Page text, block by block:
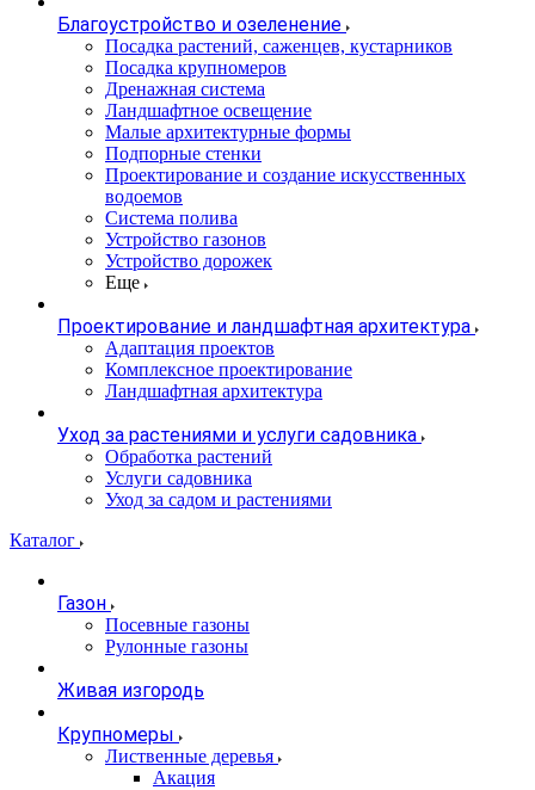
Благоустройство и озеленение
Посадка растений, саженцев, кустарников
Посадка крупномеров
Дренажная система
Ландшафтное освещение
Малые архитектурные формы
Подпорные стенки
Проектирование и создание искусственных
водоемов
Система полива
Устройство газонов
Устройство дорожек
Еще
Проектирование и ландшафтная архитектура
Адаптация проектов
Комплексное проектирование
Ландшафтная архитектура
Уход за растениями и услуги садовника
Обработка растений
Услуги садовника
Уход за садом и растениями
Каталог
Газон
Посевные газоны
Рулонные газоны
Живая изгородь
Крупномеры
Лиственные деревья
Акация